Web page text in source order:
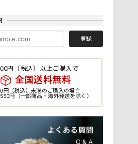
登録
円（税込）以上ご購入で
全国送料無料
円（税込）未満のご購入の場合
円（一部商品・海外発送を除く）